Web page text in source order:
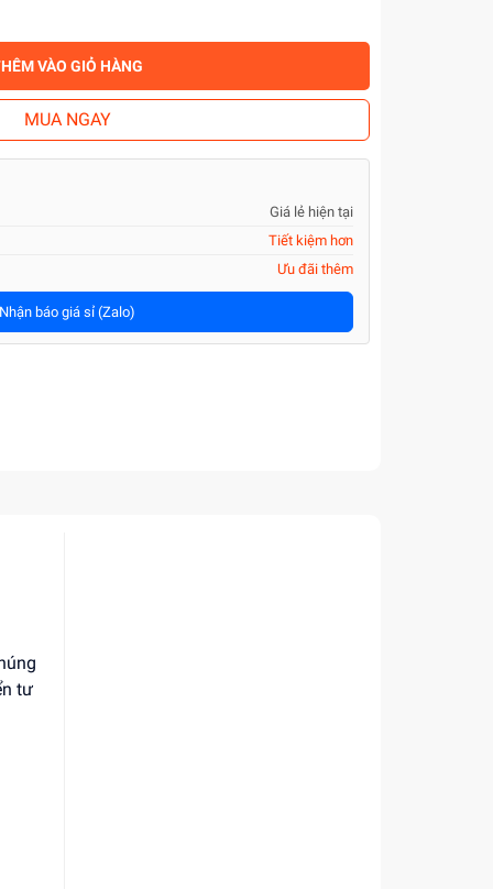
VÀO GIỎ HÀNG
MUA NGAY
Giá lẻ hiện tại
Tiết kiệm hơn
Ưu đãi thêm
Nhận báo giá sỉ (Zalo)
tư